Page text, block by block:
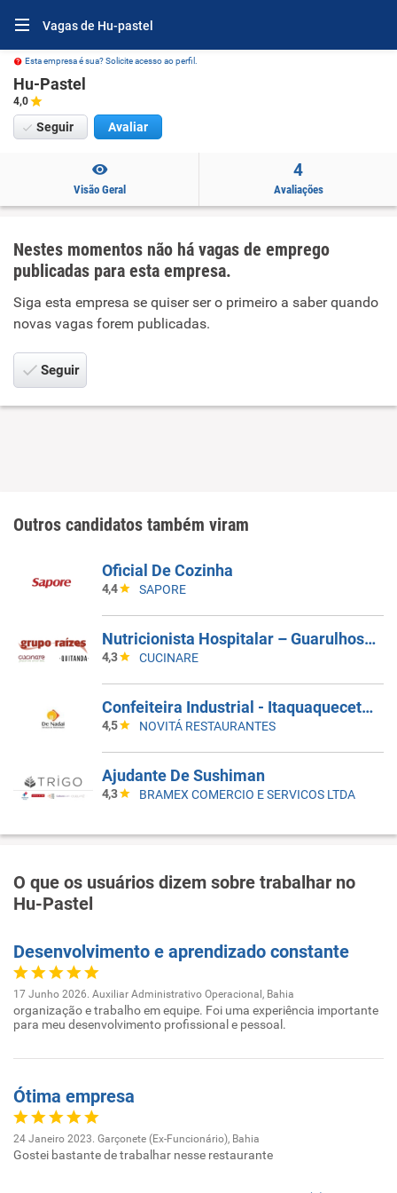
Vagas de Hu-pastel
Esta empresa é sua? Solicite acesso ao perfil.
Hu-Pastel
4,0
Seguir Avaliar
Visão Geral
4
Avaliações
Nestes momentos não há vagas de emprego
publicadas para esta empresa.
Siga esta empresa se quiser ser o primeiro a saber quando
novas vagas forem publicadas.
Seguir
Outros candidatos também viram
Oficial De Cozinha
4,4 SAPORE
Nutricionista Hospitalar – Guarulhos/SP
4,3 CUCINARE
Confeiteira Industrial - Itaquaquecetuba/SP
4,5 NOVITÁ RESTAURANTES
Ajudante De Sushiman
4,3 BRAMEX COMERCIO E SERVICOS LTDA
O que os usuários dizem sobre trabalhar no
Hu-Pastel
Desenvolvimento e aprendizado constante
17 Junho 2026. Auxiliar Administrativo Operacional, Bahia
organização e trabalho em equipe. Foi uma experiência importante
para meu desenvolvimento profissional e pessoal.
Ótima empresa
24 Janeiro 2023. Garçonete (Ex-Funcionário), Bahia
Gostei bastante de trabalhar nesse restaurante